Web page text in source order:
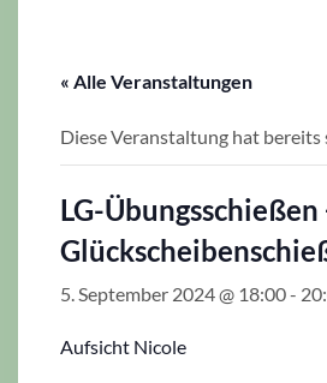
« Alle Veranstaltungen
Diese Veranstaltung hat bereits
LG-Übungsschießen
5. September 2024 @ 18:00-
Aufsicht Nicole